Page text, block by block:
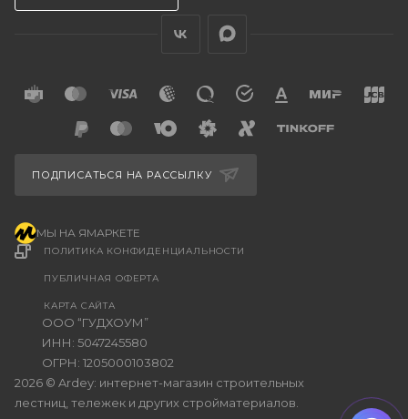
2026 © Ardey: интернет-магазин строительных
лестниц, тележек и других стройматериалов.
ООО “ГУДХОУМ”
ИНН: 5047245580
ОГРН: 1205000103802
ПОЛИТИКА КОНФИДЕНЦИАЛЬНОСТИ
ПУБЛИЧНАЯ ОФЕРТА
КАРТА САЙТА
ПОДПИСАТЬСЯ НА РАССЫЛКУ
МЫ НА ЯМАРКЕТЕ